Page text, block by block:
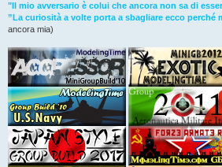
"Il mio avversario è colui che ancora non sa di
”La curiosità a volte porta a sbagliare ecco perché
ancora mia)